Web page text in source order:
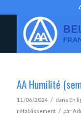
AA Humilité
11/06/2024 / dans En
rétablissement / par